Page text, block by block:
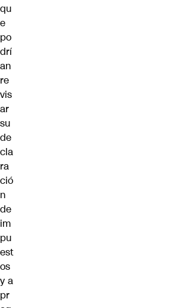
qu
e
po
drí
an
re
vis
ar
su
de
cla
ra
ció
n
de
im
pu
est
os
y a
pr